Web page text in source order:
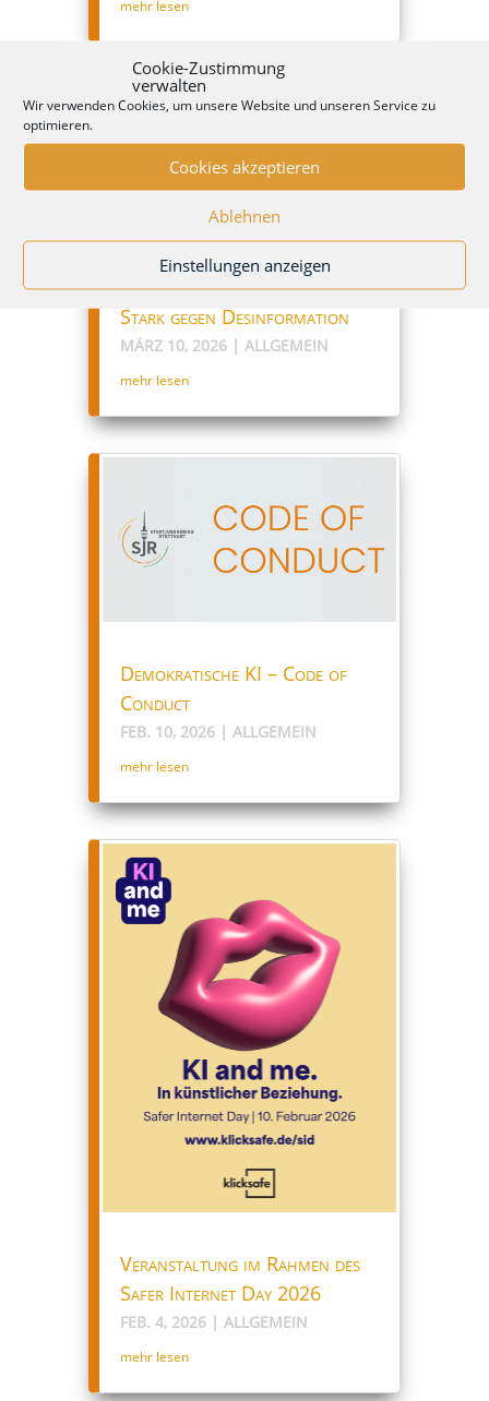
Cookie-Zustimmung
verwalten
Wir verwenden Cookies, um unsere Website und unseren Service zu
optimieren.
Cookies akzeptieren
Ablehnen
Einstellungen anzeigen
mehr lesen
Stark gegen Desinformation
MÄRZ 10, 2026| ALLGEMEIN
mehr lesen
Demokratische KI – Code of
Conduct
FEB. 10, 2026| ALLGEMEIN
mehr lesen
Veranstaltung im Rahmen des
Safer Internet Day 2026
FEB. 4, 2026| ALLGEMEIN
mehr lesen